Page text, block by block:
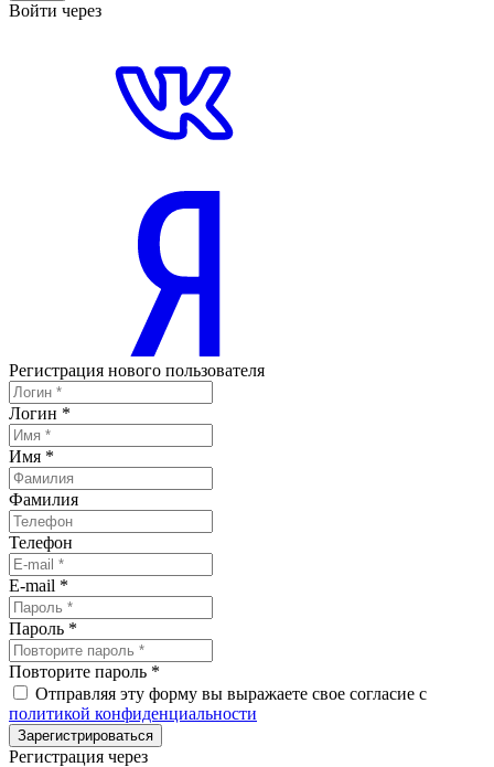
Войти через
Регистрация нового пользователя
Логин *
Имя *
Фамилия
Телефон
E-mail *
Пароль *
Повторите пароль *
Отправляя эту форму вы выражаете свое согласие с
политикой конфиденциальности
Зарегистрироваться
Регистрация через